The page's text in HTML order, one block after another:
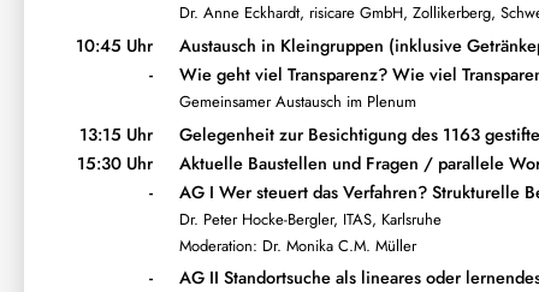
Dr. Anne Eckhardt, risicare GmbH, Zollikerberg,
10:45 Uhr
Austausch in Kleingruppen (inklusive
-
Wie geht viel Transparenz? Wie viel
Gemeinsamer Austausch im Plenum
13:15 Uhr
Gelegenheit zur Besichtigung des 1163
15:30 Uhr
Aktuelle Baustellen und Fragen / parallele
-
AG I Wer steuert das Verfahren? Strukturelle
Dr. Peter Hocke-Bergler, ITAS, Karlsruhe
Moderation: Dr. Monika C.M. Müller
- AG II Standortsuche als lineares oder